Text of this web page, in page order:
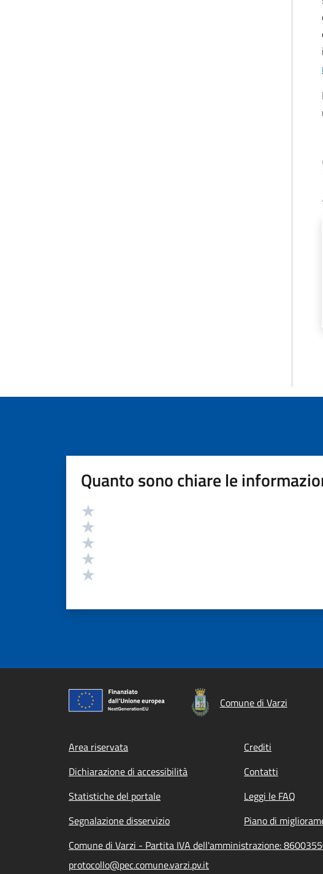
Quanto sono chiare le
Valutazione
Comune di Varzi
Footer menu
Area riservata Crediti
Dichiarazione di accessibilità
Contatti
Statistiche del portale
Leggi le FAQ
Segnalazione disservizio
Piano di
Comune di Varzi - Partita IVA dell'amministrazione:
protocollo@pec.comune.varzi.pv.it